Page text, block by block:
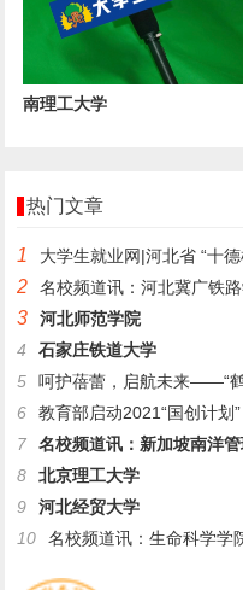
南理工大学
热门文章
1 大学生就业网|河北省 “十
2 名校频道讯：河北冀广铁
3
河北师范学院
4
石家庄铁道大学
5
呵护蓓蕾，启航未来——“
6
教育部启动2021“国创计划
7
名校频道讯：新加坡南洋
8
北京理工大学
9
河北经贸大学
10
名校频道讯：生命科学学